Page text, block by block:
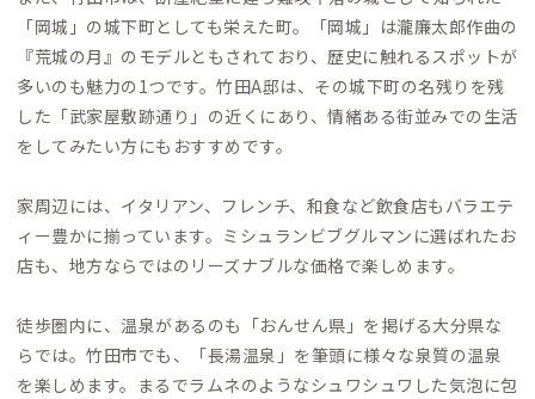
「岡城」の城下町としても栄えた町。「岡城」は瀧廉太郎作曲の
『荒城の月』のモデルともされており、歴史に触れるスポットが
多いのも魅力の1つです。竹田A邸は、その城下町の名残りを残
した「武家屋敷跡通り」の近くにあり、情緒ある街並みでの生活
をしてみたい方にもおすすめです。
家周辺には、イタリアン、フレンチ、和食など飲食店もバラエテ
ィー豊かに揃っています。ミシュランビブグルマンに選ばれたお
店も、地方ならではのリーズナブルな価格で楽しめます。
徒歩圏内に、温泉があるのも「おんせん県」を掲げる大分県な
らでは。竹田市でも、「長湯温泉」を筆頭に様々な泉質の温泉
を楽しめます。まるでラムネのようなシュワシュワした気泡に包